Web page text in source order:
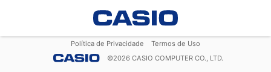
Política de Privacidade
Termos de Uso
©2026 CASIO COMPUTER CO., LTD.